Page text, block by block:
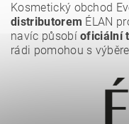
Kosmetický obchod
distributorem ÉLAN
navíc působíoficiální
rádi pomohou s